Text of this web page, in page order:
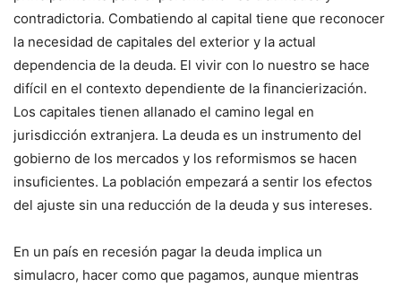
contradictoria. Combatiendo al capital tiene que reconocer
la necesidad de capitales del exterior y la actual
dependencia de la deuda. El vivir con lo nuestro se hace
difícil en el contexto dependiente de la financierización.
Los capitales tienen allanado el camino legal en
jurisdicción extranjera. La deuda es un instrumento del
gobierno de los mercados y los reformismos se hacen
insuficientes. La población empezará a sentir los efectos
del ajuste sin una reducción de la deuda y sus intereses.
En un país en recesión pagar la deuda implica un
simulacro, hacer como que pagamos, aunque mientras